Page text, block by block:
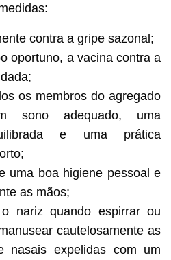
contra a gripe sazonal;
oportuno, a vacina contra a
os membros do agregado
sono adequado, uma
e uma prática
uma boa higiene pessoal e
as mãos;
nariz quando espirrar ou
cautelosamente as
nasais expelidas com um